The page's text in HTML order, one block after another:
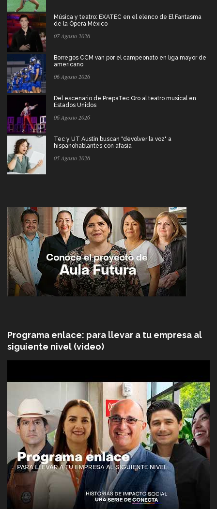
Música y teatro: EXATEC en el elenco de El Fantasma
de la Ópera México
07 Agosto 2026
Borregos CCM van por el campeonato en liga mayor de
americano
06 Agosto 2026
Del escenario de PrepaTec Qro al teatro musical en
Estados Unidos
06 Agosto 2026
Tec y UT Austin buscan "devolver la voz" a
hispanohablantes con afasia
05 Agosto 2026
Programa enlace: para llevar a tu empresa al
siguiente nivel (video)